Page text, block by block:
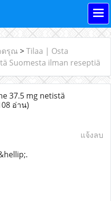
ดรุณ >Tilaa | Osta
Suomesta ilman reseptiä
37.5 mg netistä
อ่าน)
แจ้งลบ